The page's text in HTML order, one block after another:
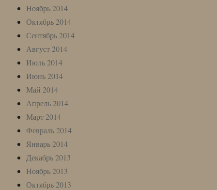
Ноябрь 2014
Октябрь 2014
Сентябрь 2014
Август 2014
Июль 2014
Июнь 2014
Май 2014
Апрель 2014
Март 2014
Февраль 2014
Январь 2014
Декабрь 2013
Ноябрь 2013
Октябрь 2013